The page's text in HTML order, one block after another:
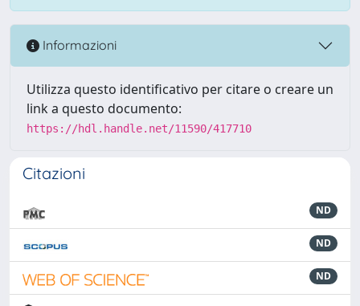
Informazioni
Utilizza questo identificativo per citare o creare un
link a questo documento:
https://hdl.handle.net/11590/417710
Citazioni
ND
ND
ND